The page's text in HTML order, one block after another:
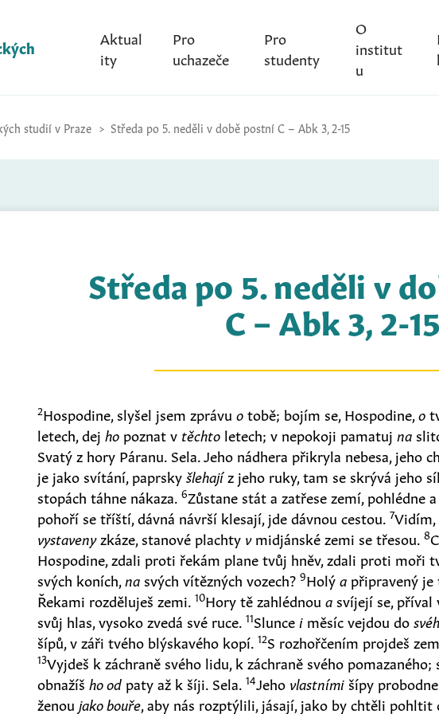
Aktual
ity
Pro
uchazeče
Pro
studenty
O
institut
u
studií v Praze Středa po 5. neděli v době postní C – Abk 3, 2-15
Středa po 5. neděli v
C – Abk 3, 2-15
2Hospodine, slyšel jsem zprávuotobě; bojím se, Hospodine,o
letech, dej ho poznat v těchto letech; v nepokoji pamatuj na
Svatý z hory Páranu. Sela. Jeho nádhera přikryla nebesa, jeho
je jako svítání, paprsky šlehajíz jeho ruky, tam se skrývá jeho
stopách táhne nákaza.6Zůstane stát a zatřese zemí, pohlédne
pohoří se tříští, dávná návrší klesají, jde dávnou cestou.7Vidím,
vystavenyzkáze, stanové plachty vmidjánské zemi se třesou.8
Hospodine, zdali proti řekám plane tvůj hněv, zdali proti moři
svých koních, na svých vítězných vozech?9Holýa připravený
Řekami rozděluješ zemi.10Hory tě zahlédnoua svíjejí se, příval
svůj hlas, vysoko zvedá své ruce.11Slunce i měsíc vejdou do
šípů, v záři tvého blýskavého kopí.12S rozhořčením projdeš
13Vyjdeš k záchraně svého lidu, k záchraně svého
obnažíš ho od paty až k šíji. Sela.14Jeho vlastními šípy
ženou jako bouře, aby nás rozptýlili, jásají, jako by chtěli